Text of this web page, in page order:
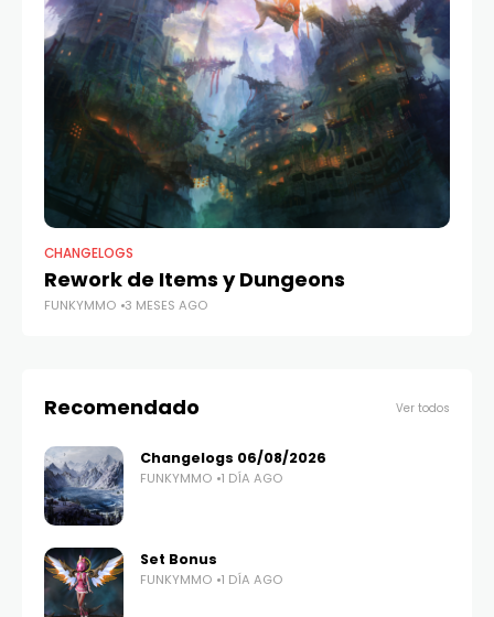
CHANGELOGS
Rework de Items y Dungeons
FUNKYMMO 3 MESES AGO
Recomendado Ver todos
Changelogs 06/08/2026
FUNKYMMO 1 DÍA AGO
Set Bonus
FUNKYMMO 1 DÍA AGO